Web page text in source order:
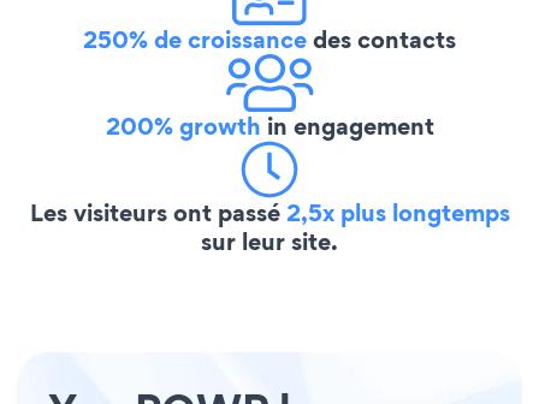
250% de croissancedes contacts
200% growth in engagement
Les visiteurs ont passé2,5x plus longtemps
sur leur site.